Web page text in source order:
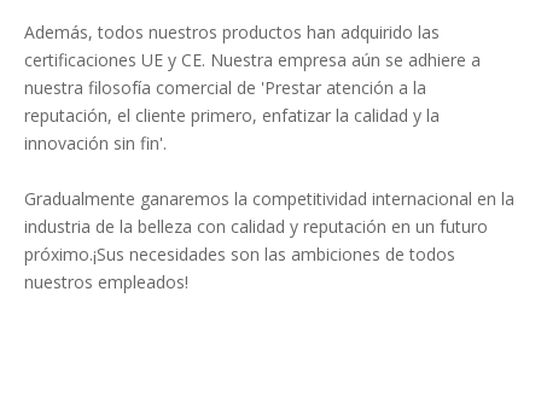
Además, todos nuestros productos han adquirido las
certificaciones UE y CE. Nuestra empresa aún se adhiere a
nuestra filosofía comercial de 'Prestar atención a la
reputación, el cliente primero, enfatizar la calidad y la
innovación sin fin'.
Gradualmente ganaremos la competitividad internacional en la
industria de la belleza con calidad y reputación en un futuro
próximo.¡Sus necesidades son las ambiciones de todos
nuestros empleados!